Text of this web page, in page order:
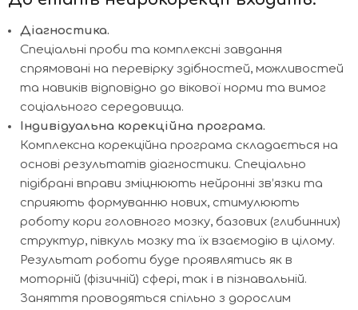
Діагностика.
Спеціальні проби та комплексні завдання
спрямовані на перевірку здібностей, можливостей
та навиків відповідно до вікової норми та вимог
соціального середовища.
Індивідуальна корекційна програма.
Комплексна корекційна програма складається на
основі результатів діагностики. Спеціально
підібрані вправи зміцнюють нейронні зв’язки та
сприяють формуванню нових, стимулюють
роботу кори головного мозку, базових (глибинних)
структур, півкуль мозку та їх взаємодію в цілому.
Результат роботи буде проявлятись як в
моторній (фізичній) сфері, так і в пізнавальній.
Заняття проводяться спільно з дорослим